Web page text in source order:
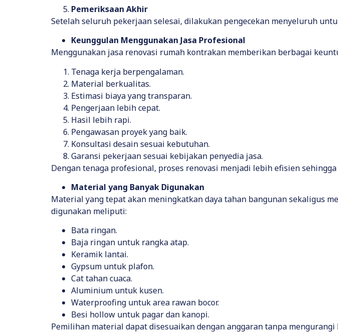
Pemeriksaan Akhir
Setelah seluruh pekerjaan selesai, dilakukan pengecekan menyeluruh
Keunggulan Menggunakan Jasa Profesional
Menggunakan jasa renovasi rumah kontrakan memberikan berbagai
Tenaga kerja berpengalaman.
Material berkualitas.
Estimasi biaya yang transparan.
Pengerjaan lebih cepat.
Hasil lebih rapi.
Pengawasan proyek yang baik.
Konsultasi desain sesuai kebutuhan.
Garansi pekerjaan sesuai kebijakan penyedia jasa.
Dengan tenaga profesional, proses renovasi menjadi lebih efisien
Material yang Banyak Digunakan
Material yang tepat akan meningkatkan daya tahan bangunan sekaligus
digunakan meliputi:
Bata ringan.
Baja ringan untuk rangka atap.
Keramik lantai.
Gypsum untuk plafon.
Cat tahan cuaca.
Aluminium untuk kusen.
Waterproofing untuk area rawan bocor.
Besi hollow untuk pagar dan kanopi.
Pemilihan material dapat disesuaikan dengan anggaran tanpa